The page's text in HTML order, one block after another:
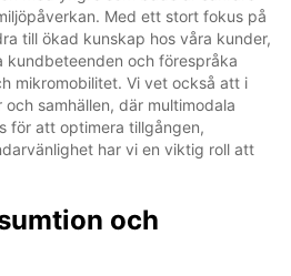
Med ett stort fokus på
till ökad kunskap hos våra kunder,
kundbeteenden och förespråka
mikromobilitet. Vi vet också att i
samhällen, där multimodala
för att optimera tillgången,
har vi en viktig roll att
och